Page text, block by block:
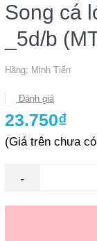
Song cá
_5d/b
Hãng: Minh Tiến
Đánh giá
23.750₫
(Giá trên chưa
-